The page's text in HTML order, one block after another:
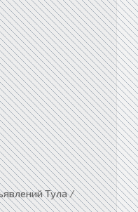
Тула /